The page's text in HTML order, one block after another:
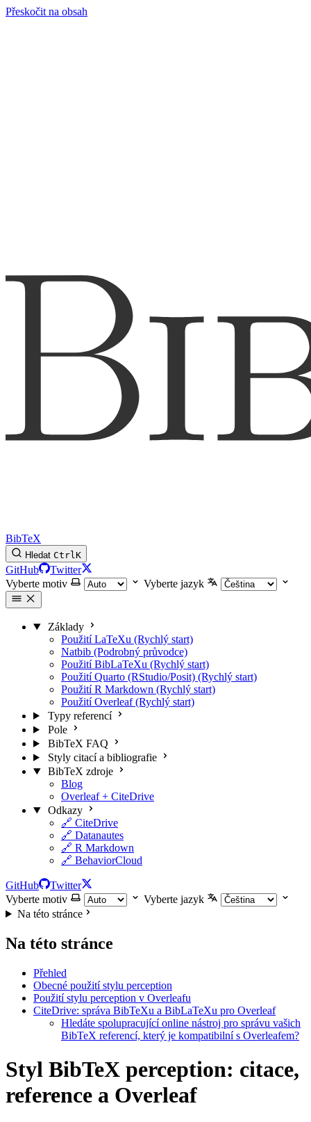
Přeskočit na obsah
BibTeX
Hledat CtrlK
GitHub
Twitter
Vyberte motiv
Vyberte jazyk
Základy
Použití LaTeXu (Rychlý start)
Natbib (Podrobný průvodce)
Použití BibLaTeXu (Rychlý start)
Použití Quarto (RStudio/Posit) (Rychlý start)
Použití R Markdown (Rychlý start)
Použití Overleaf (Rychlý start)
Typy referencí
Pole
BibTeX FAQ
Styly citací a bibliografie
BibTeX zdroje
Blog
Overleaf + CiteDrive
Odkazy
🔗 CiteDrive
🔗 Datanautes
🔗 R Markdown
🔗 BehaviorCloud
GitHub
Twitter
Vyberte motiv
Vyberte jazyk
Na této stránce
Na této stránce
Přehled
Obecné použití stylu perception
Použití stylu perception v Overleafu
CiteDrive: správa BibTeXu a BibLaTeXu pro Overleaf
Hledáte spolupracující online nástroj pro správu vašich
BibTeX referencí, který je kompatibilní s Overleafem?
Styl BibTeX perception: citace,
reference a Overleaf